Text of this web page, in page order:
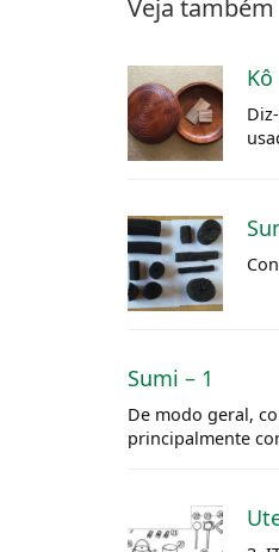
Veja também
Kô
Sumi – 1
De modo geral,
principalmente